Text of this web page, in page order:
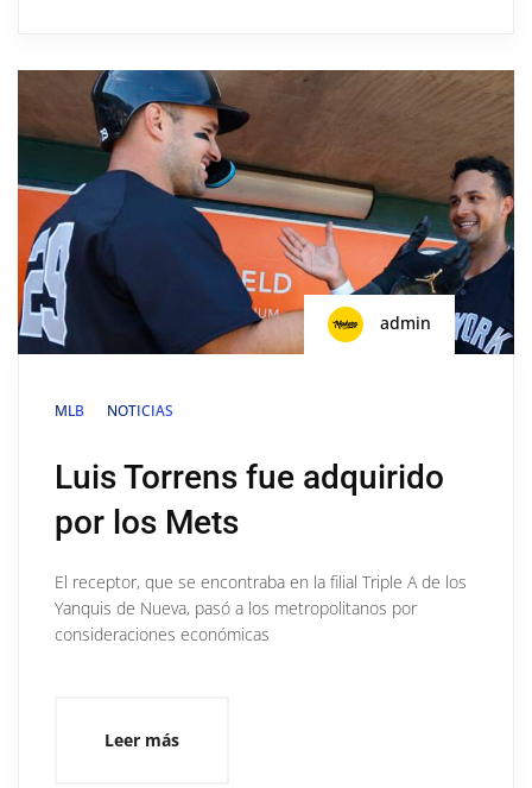
admin
MLB NOTICIAS
Luis Torrens fue adquirido
por los Mets
El receptor, que se encontraba en la filial Triple A de los
Yanquis de Nueva, pasó a los metropolitanos por
consideraciones económicas
Leer más